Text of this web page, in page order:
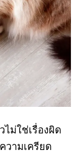
ม่ใช่เรื่องผิด
ามเครียด